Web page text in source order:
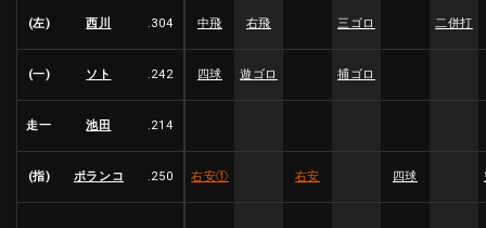
(左) 西川 .304 中飛 右飛 三ゴロ 二併打
(一) ソト .242 四球 遊ゴロ 捕ゴロ
走一 池田 .214
(指) ポランコ .250 右安① 右安 四球